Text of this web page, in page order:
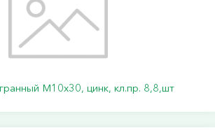
М10х30, цинк, кл.пр. 8,8,шт